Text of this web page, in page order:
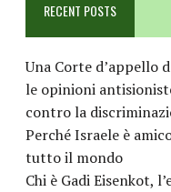
RECENT POSTS
Una Corte d’appello
le opinioni
contro la
Perché Israele è
tutto il mondo
Chi è Gadi Eisenkot,